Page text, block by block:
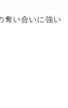
奪い合いに強い